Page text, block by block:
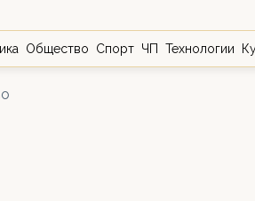
Общество Спорт ЧП Технологии